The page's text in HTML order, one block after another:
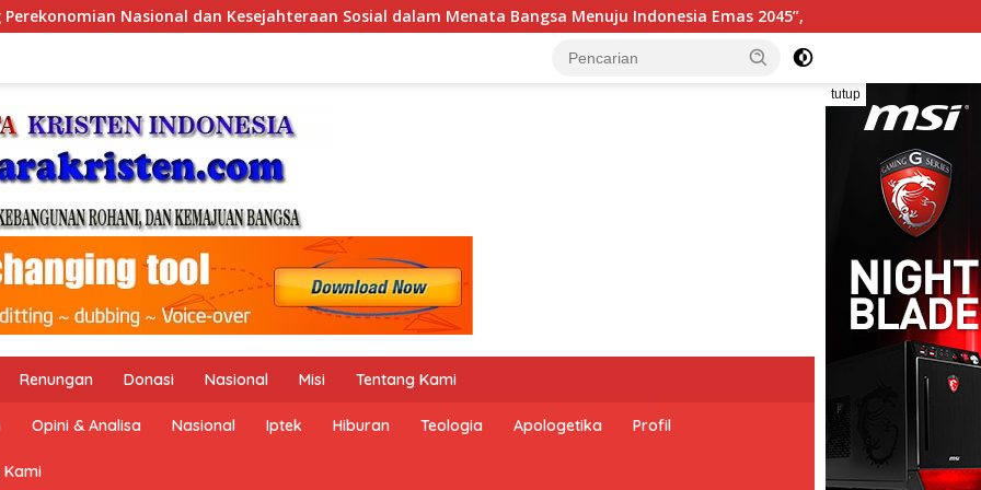
Menata Bangsa Menuju Indonesia Emas 2045”, Pemerintah Indonesia dan Perserikatan Bangsa-Bangsa
tutup
Renungan Donasi Nasional Misi Tentang Kami
Opini & Analisa Nasional Iptek Hiburan Teologia Apologetika Profil
Kami